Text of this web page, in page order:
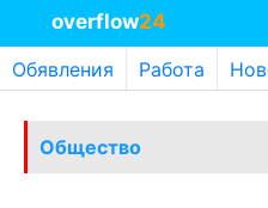
overflow24
Обявления Работа
Общество